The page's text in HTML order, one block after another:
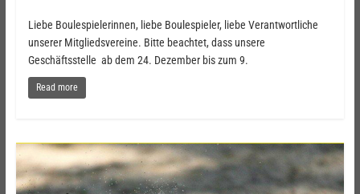
Liebe Boulespielerinnen, liebe Boulespieler, liebe Verantwortliche
unserer Mitgliedsvereine. Bitte beachtet, dass unsere
Geschäftsstelle ab dem 24. Dezember bis zum 9.
Read more